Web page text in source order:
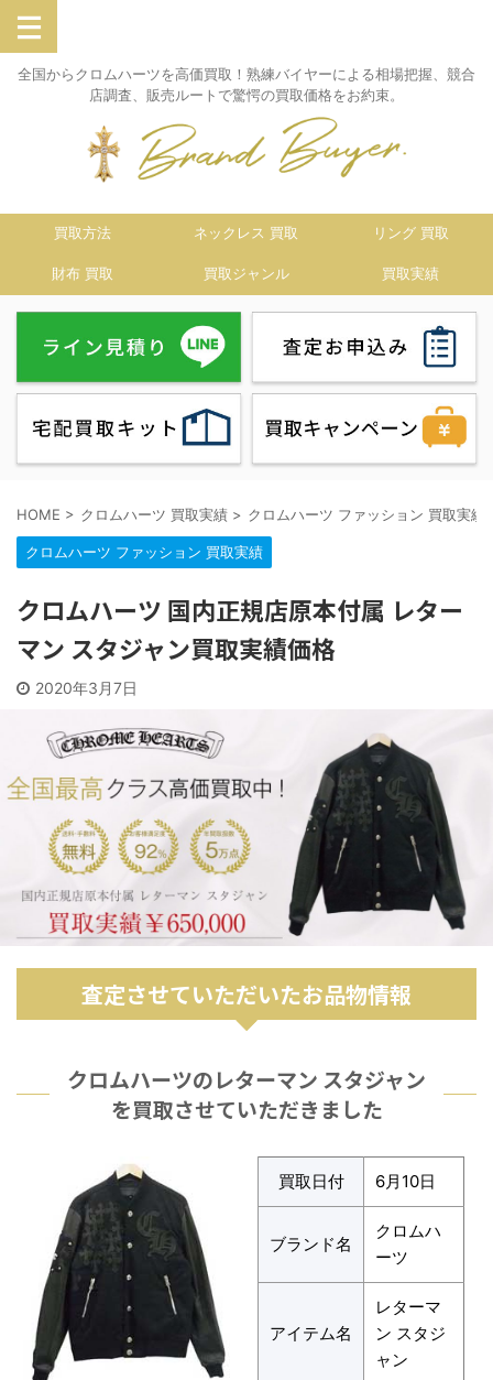
全国からクロムハーツを高価買取！熟練バイヤーによる相場把握、競合
店調査、販売ルートで驚愕の買取価格をお約束。
買取方法 ネックレス 買取 リング 買取
財布 買取 買取ジャンル 買取実績
HOME > クロムハーツ 買取実績 > クロムハーツ ファッション 買取実績
クロムハーツ ファッション 買取実績
クロムハーツ 国内正規店原本付属 レター
マン スタジャン買取実績価格
2020年3月7日
査定させていただいたお品物情報
クロムハーツのレターマン スタジャン
を買取させていただきました
買取日付 6月10日
ブランド名
クロムハ
ーツ
アイテム名
レターマ
ン スタジ
ャン